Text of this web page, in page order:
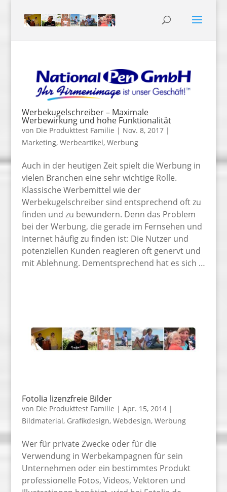
Werbekugelschreiber – Maximale
Werbewirkung und hohe Funktionalität
von Die Produkttest Familie | Nov. 8, 2017|
Marketing, Werbeartikel, Werbung
Auch in der heutigen Zeit spielt die Werbung in
vielen Branchen eine sehr wichtige Rolle.
Klassische Werbemittel wie der
Werbekugelschreiber sind entsprechend oft zu
finden und zu bewundern. Denn das Problem
bei der Werbung, die gerade im Fernsehen und
Internet häufig zu finden ist: Die Nutzer und
potenziellen Kunden reagieren oft genervt und
mit Ablehnung. Dementsprechend hat es sich …
Fotolia lizenzfreie Bilder
von Die Produkttest Familie | Apr. 15, 2014|
Bildmaterial, Grafikdesign, Webdesign, Werbung
Wer für private Zwecke oder für die
Verwendung in Werbekampagnen für sein
Unternehmen oder ein bestimmtes Produkt
professionelle Fotos, Videos, Vektoren und